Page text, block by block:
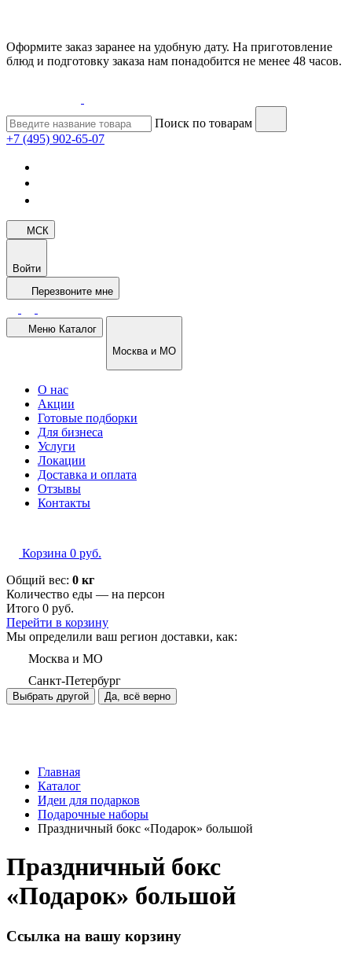
Оформите заказ заранее на удобную дату. На приготовление
блюд и подготовку заказа нам понадобится не менее 48 часов.
Поиск по товарам
+7 (495) 902-65-07
МСК
Войти
Перезвоните мне
Меню Каталог
Москва и МО
О нас
Акции
Готовые подборки
Для бизнеса
Услуги
Локации
Доставка и оплата
Отзывы
Контакты
Корзина 0 руб.
Общий вес: 0 кг
Количество еды — на персон
Итого 0 руб.
Перейти в корзину
Мы определили ваш регион доставки, как:
Москва и МО
Санкт-Петербург
Выбрать другой Да, всё верно
Главная
Каталог
Идеи для подарков
Подарочные наборы
Праздничный бокс «Подарок» большой
Праздничный бокс
«Подарок» большой
Ссылка на вашу корзину